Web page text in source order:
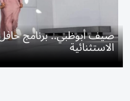
صيف أبوظبي.. برنامج
الاستثنائية